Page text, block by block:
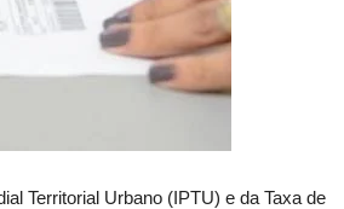
Territorial Urbano (IPTU) e da Taxa de